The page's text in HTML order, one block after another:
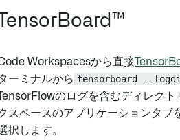
TensorBoard™
Workspacesから直接
ーミナルから tensorboard --
のログを含むディレク
スペースのアプリケーションタ
択します。